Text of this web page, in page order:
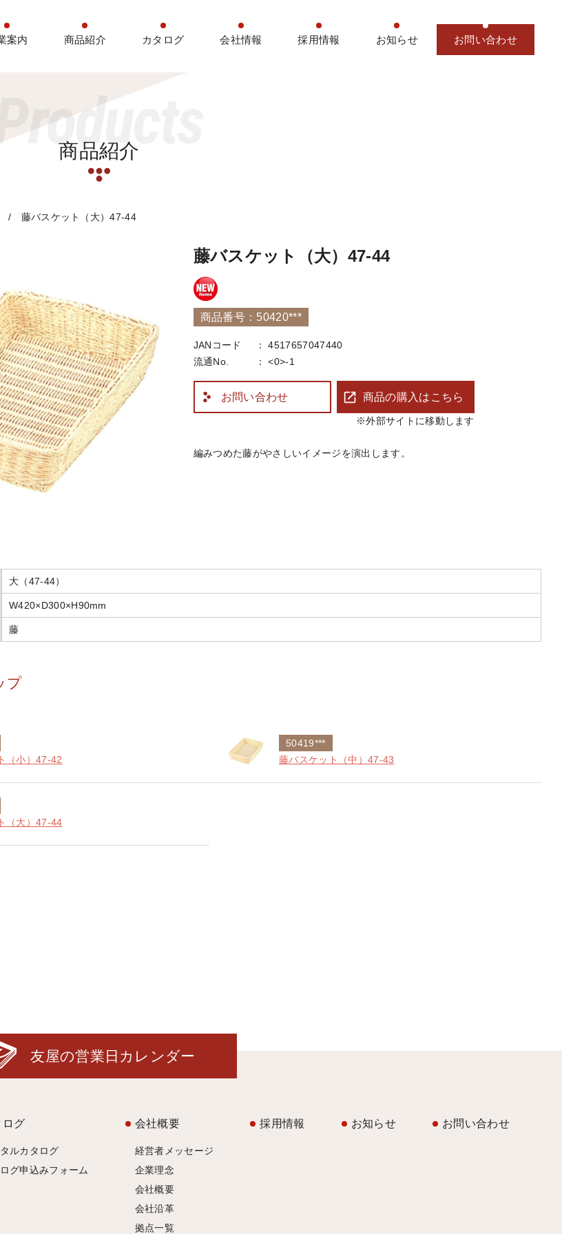
案内 商品紹介 カタログ 会社情報 採用情報 お知らせ お問い合わせ
商品紹介
藤バスケット（大）47-44
藤バスケット（大）47-44
商品番号：50420***
JANコード
4517657047440
流通No.
<0>-1
お問い合わせ 商品の購入はこちら
※外部サイトに移動します
編みつめた藤がやさしいイメージを演出します。
大（47-44）
W420×D300×H90mm
藤
プ
（小）47-42
50419***
藤バスケット（中）47-43
（大）47-44
友屋の営業日カレンダー
ログ
ルカタログ
グ申込みフォーム
会社概要
経営者メッセージ
企業理念
会社概要
会社沿革
拠点一覧
採用情報 お知らせ お問い合わせ